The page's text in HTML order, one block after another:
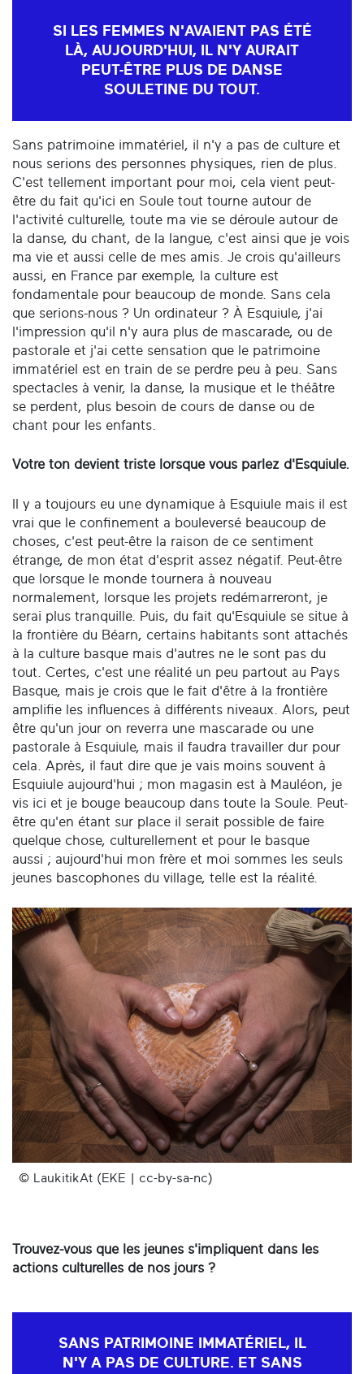
SI LES FEMMES N'AVAIENT PAS ÉTÉ
LÀ, AUJOURD'HUI, IL N'Y AURAIT
PEUT-ÊTRE PLUS DE DANSE
SOULETINE DU TOUT.
Sans patrimoine immatériel, il n'y a pas de culture et
nous serions des personnes physiques, rien de plus.
C'est tellement important pour moi, cela vient peut-
être du fait qu'ici en Soule tout tourne autour de
l'activité culturelle, toute ma vie se déroule autour de
la danse, du chant, de la langue, c'est ainsi que je vois
ma vie et aussi celle de mes amis. Je crois qu'ailleurs
aussi, en France par exemple, la culture est
fondamentale pour beaucoup de monde. Sans cela
que serions-nous ? Un ordinateur ? À Esquiule, j'ai
l'impression qu'il n'y aura plus de mascarade, ou de
pastorale et j'ai cette sensation que le patrimoine
immatériel est en train de se perdre peu à peu. Sans
spectacles à venir, la danse, la musique et le théâtre
se perdent, plus besoin de cours de danse ou de
chant pour les enfants.
Votre ton devient triste lorsque vous parlez d'Esquiule.
Il y a toujours eu une dynamique à Esquiule mais il est
vrai que le confinement a bouleversé beaucoup de
choses, c'est peut-être la raison de ce sentiment
étrange, de mon état d'esprit assez négatif. Peut-être
que lorsque le monde tournera à nouveau
normalement, lorsque les projets redémarreront, je
serai plus tranquille. Puis, du fait qu'Esquiule se situe à
la frontière du Béarn, certains habitants sont attachés
à la culture basque mais d'autres ne le sont pas du
tout. Certes, c'est une réalité un peu partout au Pays
Basque, mais je crois que le fait d'être à la frontière
amplifie les influences à différents niveaux. Alors, peut
être qu'un jour on reverra une mascarade ou une
pastorale à Esquiule, mais il faudra travailler dur pour
cela. Après, il faut dire que je vais moins souvent à
Esquiule aujourd'hui ; mon magasin est à Mauléon, je
vis ici et je bouge beaucoup dans toute la Soule. Peut-
être qu'en étant sur place il serait possible de faire
quelque chose, culturellement et pour le basque
aussi ; aujourd'hui mon frère et moi sommes les seuls
jeunes bascophones du village, telle est la réalité.
© LaukitikAt (EKE | cc-by-sa-nc)
Trouvez-vous que les jeunes s'impliquent dans les
actions culturelles de nos jours ?
SANS PATRIMOINE IMMATÉRIEL, IL
N'Y A PAS DE CULTURE. ET SANS